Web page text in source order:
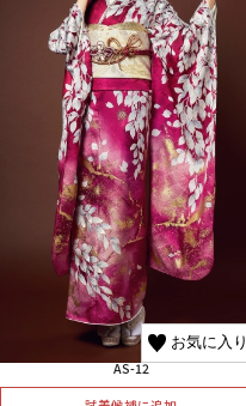
お気に入り
AS-12